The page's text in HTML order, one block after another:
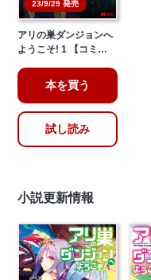
23/9/29 発売
アリの巣ダンジョンへ
ようこそ! 1 【コミ…
本を買う
試し読み
小説更新情報